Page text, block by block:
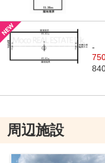
-
周辺施設